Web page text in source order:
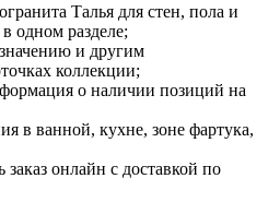
Талья для стен, пола и
одном разделе;
и другим
коллекции;
о наличии позиций на
в ванной, кухне, зоне фартука,
онлайн с доставкой по